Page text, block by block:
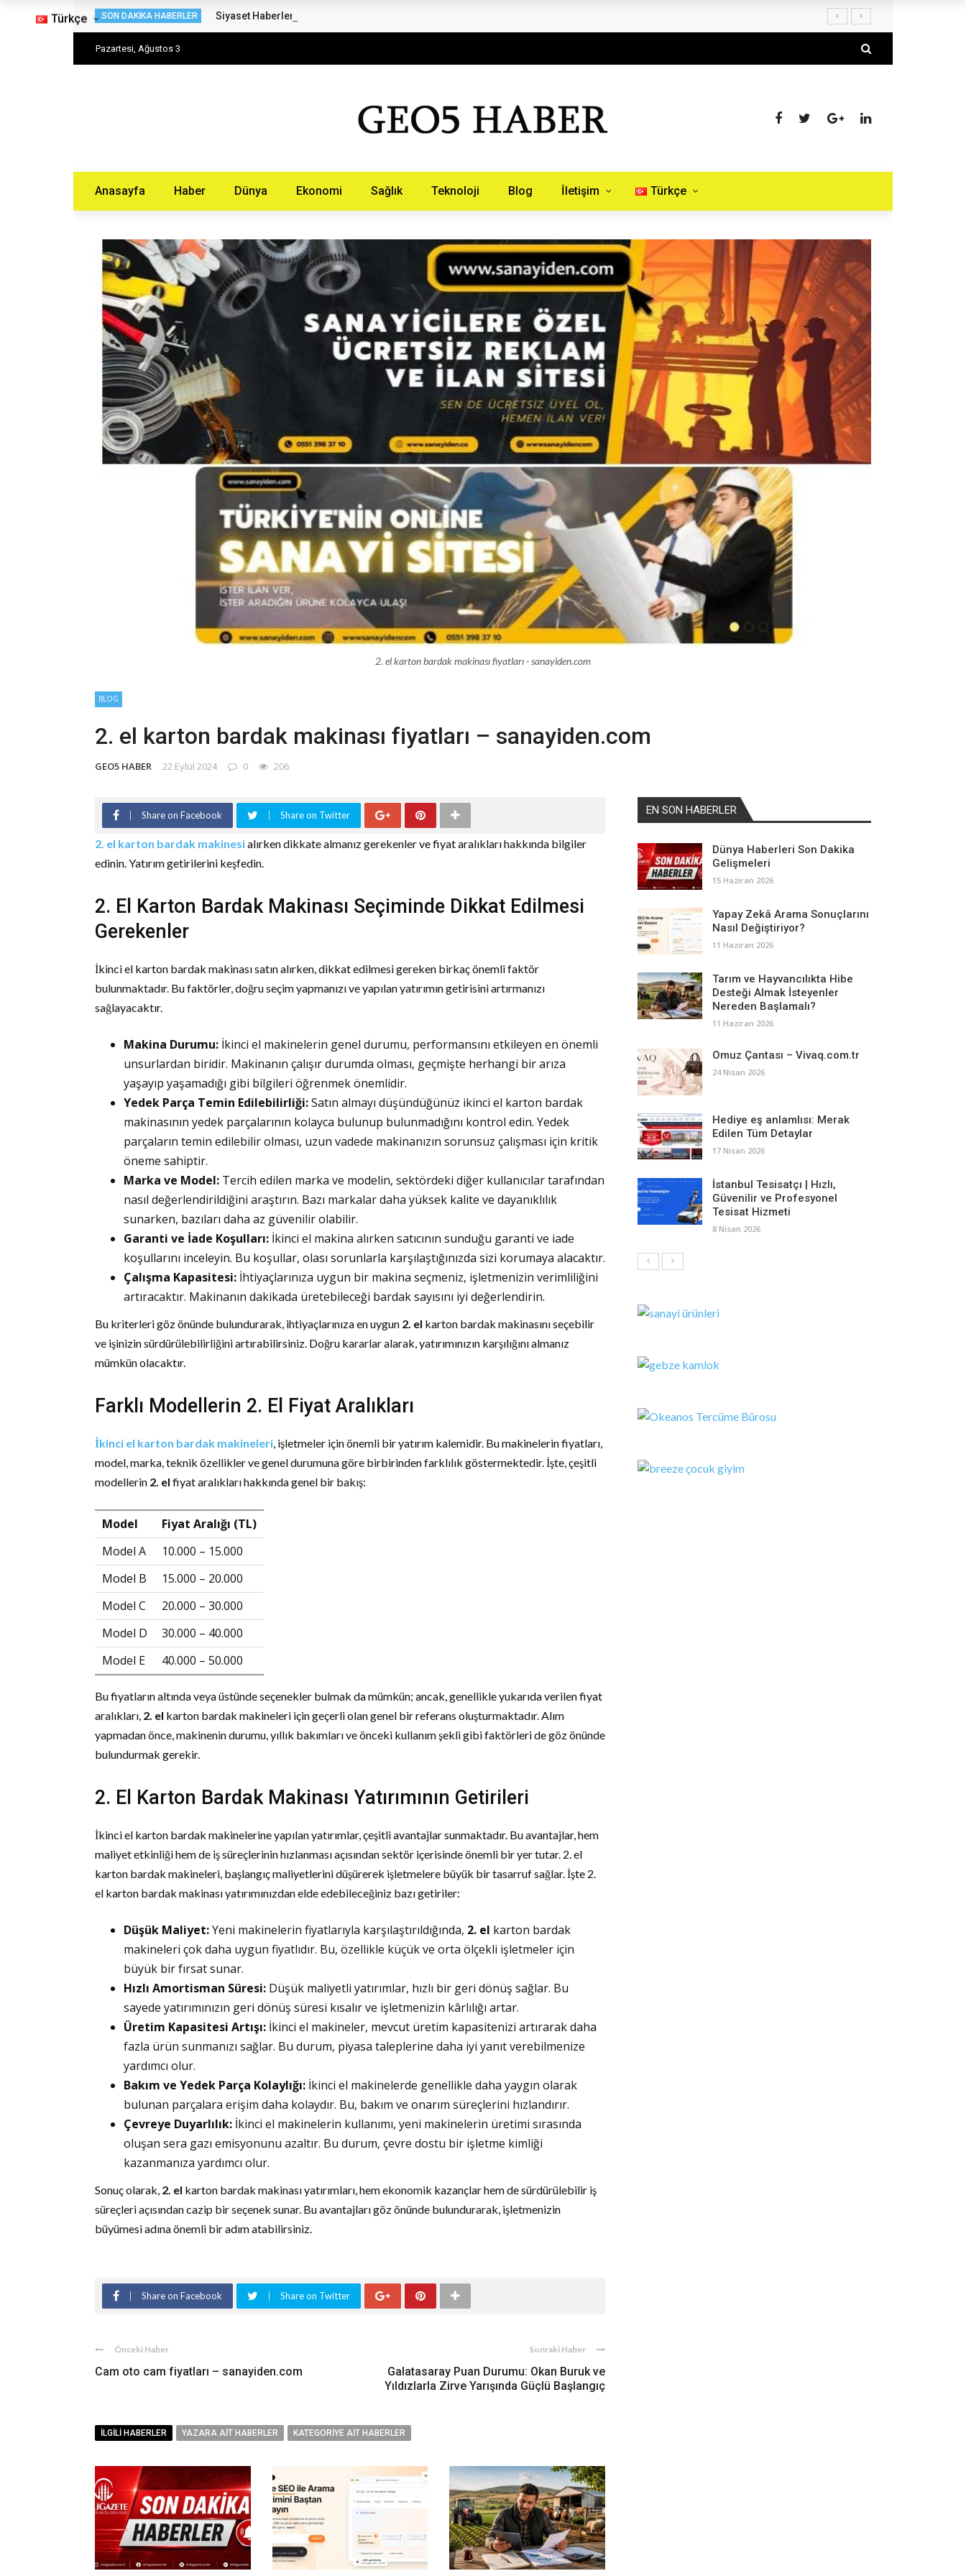
SON DAKIKA HABERLER Siyaset Haberleri – Haberinburada.com.tr
Pazartesi, Ağustos 3
Anasayfa Haber Dünya Ekonomi Sağlık Teknoloji Blog İletişim Türkçe
Türkçe
2. el karton bardak makinası fiyatları - sanayiden.com
BLOG
2. el karton bardak makinası fiyatları – sanayiden.com
GEO5 HABER 22 Eylül 2024 0 206
Share on Facebook Share on Twitter
2. el karton bardak makinesialırken dikkate almanız gerekenler ve fiyat aralıkları hakkında bilgiler
edinin. Yatırım getirilerini keşfedin.
2. El Karton Bardak Makinası Seçiminde Dikkat Edilmesi
Gerekenler
İkinci el karton bardak makinası satın alırken, dikkat edilmesi gereken birkaç önemli faktör
bulunmaktadır. Bu faktörler, doğru seçim yapmanızı ve yapılan yatırımın getirisini artırmanızı
sağlayacaktır.
Makina Durumu: İkinci el makinelerin genel durumu, performansını etkileyen en önemli
unsurlardan biridir. Makinanın çalışır durumda olması, geçmişte herhangi bir arıza
yaşayıp yaşamadığı gibi bilgileri öğrenmek önemlidir.
Yedek Parça Temin Edilebilirliği:Satın almayı düşündüğünüz ikinci el karton bardak
makinasının yedek parçalarının kolayca bulunup bulunmadığını kontrol edin. Yedek
parçaların temin edilebilir olması, uzun vadede makinanızın sorunsuz çalışması için kritik
öneme sahiptir.
Marka ve Model: Tercih edilen marka ve modelin, sektördeki diğer kullanıcılar tarafından
nasıl değerlendirildiğini araştırın. Bazı markalar daha yüksek kalite ve dayanıklılık
sunarken, bazıları daha az güvenilir olabilir.
Garanti ve İade Koşulları: İkinci el makina alırken satıcının sunduğu garanti ve iade
koşullarını inceleyin. Bu koşullar, olası sorunlarla karşılaştığınızda sizi korumaya alacaktır.
Çalışma Kapasitesi: İhtiyaçlarınıza uygun bir makina seçmeniz, işletmenizin verimliliğini
artıracaktır. Makinanın dakikada üretebileceği bardak sayısını iyi değerlendirin.
Bu kriterleri göz önünde bulundurarak, ihtiyaçlarınıza en uygun 2. el karton bardak makinasını seçebilir
ve işinizin sürdürülebilirliğini artırabilirsiniz. Doğru kararlar alarak, yatırımınızın karşılığını almanız
mümkün olacaktır.
Farklı Modellerin 2. El Fiyat Aralıkları
İkinci el karton bardak makineleri , işletmeler için önemli bir yatırım kalemidir. Bu makinelerin fiyatları,
model, marka, teknik özellikler ve genel durumuna göre birbirinden farklılık göstermektedir. İşte, çeşitli
modellerin 2. el fiyat aralıkları hakkında genel bir bakış:
Model
Fiyat Aralığı (TL)
Model A
10.000 – 15.000
Model B
15.000 – 20.000
Model C
20.000 – 30.000
Model D
30.000 – 40.000
Model E
40.000 – 50.000
Bu fiyatların altında veya üstünde seçenekler bulmak da mümkün; ancak, genellikle yukarıda verilen fiyat
aralıkları, 2. el karton bardak makineleri için geçerli olan genel bir referans oluşturmaktadır. Alım
yapmadan önce, makinenin durumu, yıllık bakımları ve önceki kullanım şekli gibi faktörleri de göz önünde
bulundurmak gerekir.
2. El Karton Bardak Makinası Yatırımının Getirileri
İkinci el karton bardak makinelerine yapılan yatırımlar, çeşitli avantajlar sunmaktadır. Bu avantajlar, hem
maliyet etkinliği hem de iş süreçlerinin hızlanması açısından sektör içerisinde önemli bir yer tutar. 2. el
karton bardak makineleri, başlangıç maliyetlerini düşürerek işletmelere büyük bir tasarruf sağlar. İşte 2.
el karton bardak makinası yatırımınızdan elde edebileceğiniz bazı getiriler:
Düşük Maliyet:Yeni makinelerin fiyatlarıyla karşılaştırıldığında, 2. el karton bardak
makineleri çok daha uygun fiyatlıdır. Bu, özellikle küçük ve orta ölçekli işletmeler için
büyük bir fırsat sunar.
Hızlı Amortisman Süresi: Düşük maliyetli yatırımlar, hızlı bir geri dönüş sağlar. Bu
sayede yatırımınızın geri dönüş süresi kısalır ve işletmenizin kârlılığı artar.
Üretim Kapasitesi Artışı: İkinci el makineler, mevcut üretim kapasitenizi artırarak daha
fazla ürün sunmanızı sağlar. Bu durum, piyasa taleplerine daha iyi yanıt verebilmenize
yardımcı olur.
Bakım ve Yedek Parça Kolaylığı: İkinci el makinelerde genellikle daha yaygın olarak
bulunan parçalara erişim daha kolaydır. Bu, bakım ve onarım süreçlerini hızlandırır.
Çevreye Duyarlılık: İkinci el makinelerin kullanımı, yeni makinelerin üretimi sırasında
oluşan sera gazı emisyonunu azaltır. Bu durum, çevre dostu bir işletme kimliği
kazanmanıza yardımcı olur.
Sonuç olarak, 2. el karton bardak makinası yatırımları, hem ekonomik kazançlar hem de sürdürülebilir iş
süreçleri açısından cazip bir seçenek sunar. Bu avantajları göz önünde bulundurarak, işletmenizin
büyümesi adına önemli bir adım atabilirsiniz.
Share on Facebook Share on Twitter
Önceki Haber
Cam oto cam fiyatları – sanayiden.com
Sonraki Haber
Galatasaray Puan Durumu: Okan Buruk ve
Yıldızlarla Zirve Yarışında Güçlü Başlangıç
İLGILI HABERLER YAZARA AIT HABERLER KATEGORIYE AIT HABERLER
EN SON HABERLER
Dünya Haberleri Son Dakika
Gelişmeleri
15 Haziran 2026
Yapay Zekâ Arama Sonuçlarını
Nasıl Değiştiriyor?
11 Haziran 2026
Tarım ve Hayvancılıkta Hibe
Desteği Almak İsteyenler
Nereden Başlamalı?
11 Haziran 2026
Omuz Çantası – Vivaq.com.tr
24 Nisan 2026
Hediye eş anlamlısı: Merak
Edilen Tüm Detaylar
17 Nisan 2026
İstanbul Tesisatçı | Hızlı,
Güvenilir ve Profesyonel
Tesisat Hizmeti
8 Nisan 2026